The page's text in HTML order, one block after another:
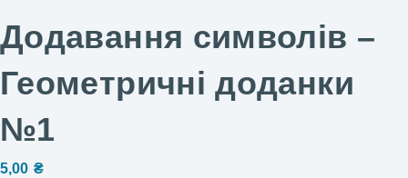
Додавання символів –
Геометричні доданки
№1
5,00 ₴